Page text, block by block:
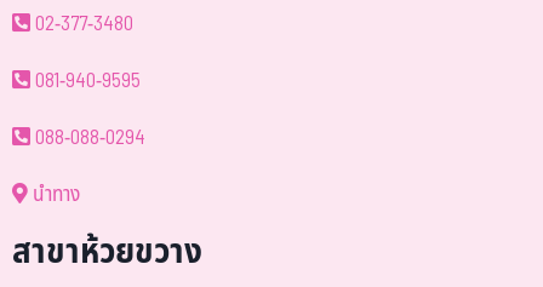
02-377-3480
081-940-9595
088-088-0294
นำทาง
สาขาห้วยขวาง